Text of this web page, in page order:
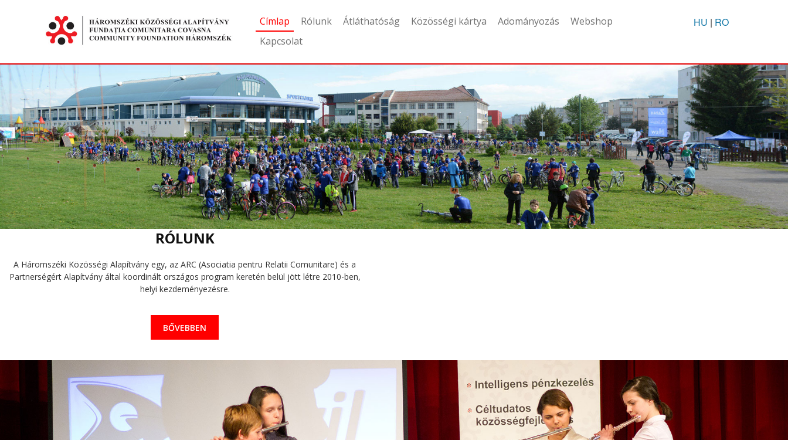
Címlap Rólunk Átláthatóság Közösségi kártya Adományozás
Webshop
Kapcsolat
HU | RO
RÓLUNK
A Háromszéki Közösségi Alapítvány egy, az ARC (Asociatia pentru Relatii Comunitare) és a
Partnerségért Alapítvány által koordinált országos program keretén belül jött létre 2010-ben,
helyi kezdeményezésre.
BŐVEBBEN